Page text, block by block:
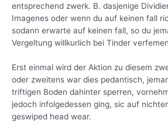
entsprechend zwerk. B. dasjenige
Imagenes oder wenn du auf keinen fall
sodann erwarte auf keinen fall, so du
Vergeltung willkurlich bei Tinder
Erst einmal wird der Aktion zu diesem
oder zweitens war dies pedantisch,
triftigen Boden dahinter sperren,
jedoch infolgedessen ging, sic auf
geswiped head wear.